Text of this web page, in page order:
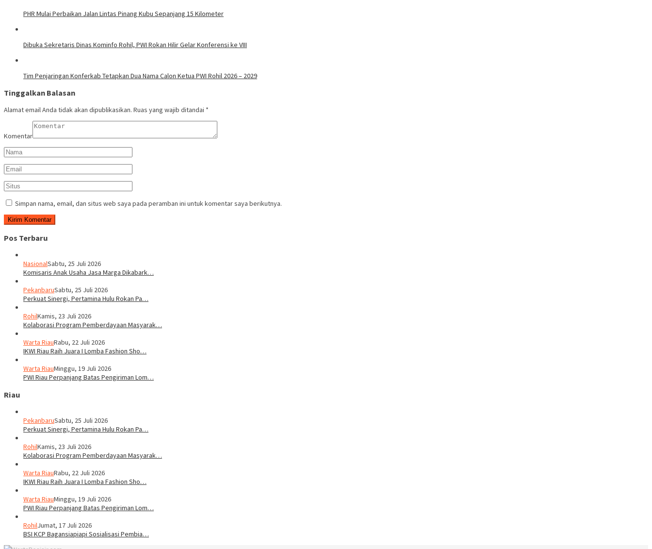
PHR Mulai Perbaikan Jalan Lintas Pinang Kubu Sepanjang 15 Kilometer
Dibuka Sekretaris Dinas Kominfo Rohil, PWI Rokan Hilir Gelar Konferensi ke VIII
Tim Penjaringan Konferkab Tetapkan Dua Nama Calon Ketua PWI Rohil 2026 – 2029
Tinggalkan Balasan
Alamat email Anda tidak akan dipublikasikan. Ruas yang wajib ditandai *
Komentar
Simpan nama, email, dan situs web saya pada peramban ini untuk komentar saya berikutnya.
Pos Terbaru
NasionalSabtu, 25 Juli 2026
Komisaris Anak Usaha Jasa Marga Dikabark…
PekanbaruSabtu, 25 Juli 2026
Perkuat Sinergi, Pertamina Hulu Rokan Pa…
RohilKamis, 23 Juli 2026
Kolaborasi Program Pemberdayaan Masyarak…
Warta RiauRabu, 22 Juli 2026
IKWI Riau Raih Juara I Lomba Fashion Sho…
Warta RiauMinggu, 19 Juli 2026
PWI Riau Perpanjang Batas Pengiriman Lom…
Riau
PekanbaruSabtu, 25 Juli 2026
Perkuat Sinergi, Pertamina Hulu Rokan Pa…
RohilKamis, 23 Juli 2026
Kolaborasi Program Pemberdayaan Masyarak…
Warta RiauRabu, 22 Juli 2026
IKWI Riau Raih Juara I Lomba Fashion Sho…
Warta RiauMinggu, 19 Juli 2026
PWI Riau Perpanjang Batas Pengiriman Lom…
RohilJumat, 17 Juli 2026
BSI KCP Bagansiapiapi Sosialisasi Pembia…